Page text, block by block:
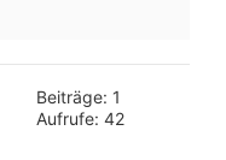
Beiträge: 1
Aufrufe: 42